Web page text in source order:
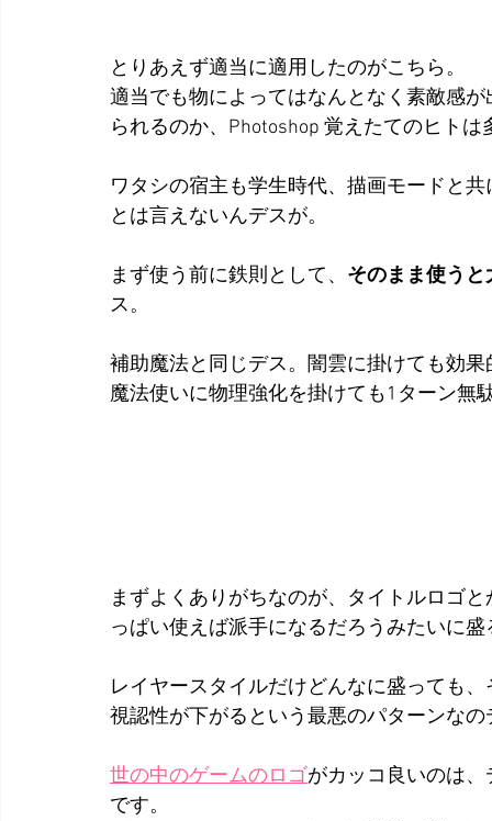
とりあえず適当に適用したのがこちら。
適当でも物によってはなんとなく素敵感
られるのか、Photoshop 覚えたてのヒト
ワタシの宿主も学生時代、描画モードと
とは言えないんデスが。
まず使う前に鉄則として、 そのまま使う
ス。
補助魔法と同じデス。闇雲に掛けても効
魔法使いに物理強化を掛けても1ターン無
まずよくありがちなのが、タイトルロゴ
っぱい使えば派手になるだろうみたいに
レイヤースタイルだけどんなに盛っても
視認性が下がるという最悪のパターンなの
世の中のゲームのロゴがカッコ良いのは
です。